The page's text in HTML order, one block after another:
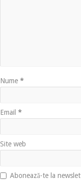
Nume *
Email *
Site web
Abonează-te la